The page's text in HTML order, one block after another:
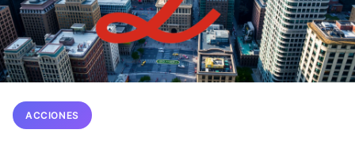
ACCIONES